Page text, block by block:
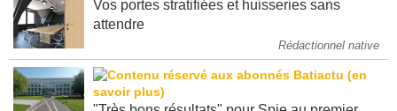
Vos portes stratifiées et huisseries sans
Rédactionnel native